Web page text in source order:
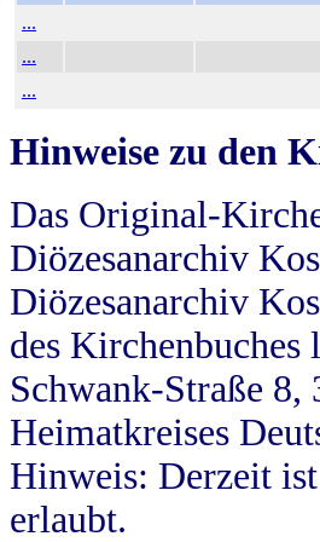
...
...
...
Hinweise zu den
Das Original-
Diözesanarchiv
Diözesanarchiv
des
Schwank-Straße
Heimatkreises
Hinweis: Derzeit
erlaubt.